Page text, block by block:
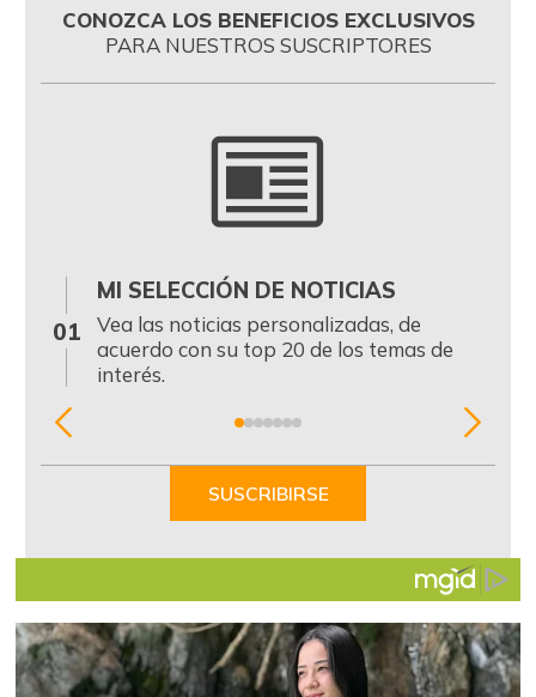
CONOZCA LOS BENEFICIOS EXCLUSIVOS
PARA NUESTROS SUSCRIPTORES
01
MI SELECCIÓN DE NOTICIAS
Vea las noticias personalizadas, de
acuerdo con su top 20 de los temas de
interés.
Item
SUSCRIBIRSE